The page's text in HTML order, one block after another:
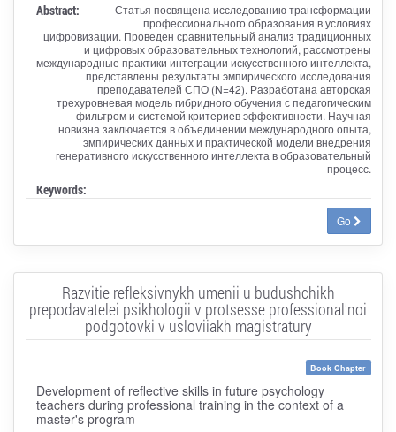
Abstract:
Статья посвящена исследованию трансформации
профессионального образования в условиях
цифровизации. Проведен сравнительный анализ традиционных
и цифровых образовательных технологий, рассмотрены
международные практики интеграции искусственного интеллекта,
представлены результаты эмпирического исследования
преподавателей СПО (N=42). Разработана авторская
трехуровневая модель гибридного обучения с педагогическим
фильтром и системой критериев эффективности. Научная
новизна заключается в объединении международного опыта,
эмпирических данных и практической модели внедрения
генеративного искусственного интеллекта в образовательный
процесс.
Keywords:
Go
Razvitie refleksivnykh umenii u budushchikh
prepodavatelei psikhologii v protsesse professional'noi
podgotovki v usloviiakh magistratury
Book Chapter
Development of reflective skills in future psychology
teachers during professional training in the context of a
master's program